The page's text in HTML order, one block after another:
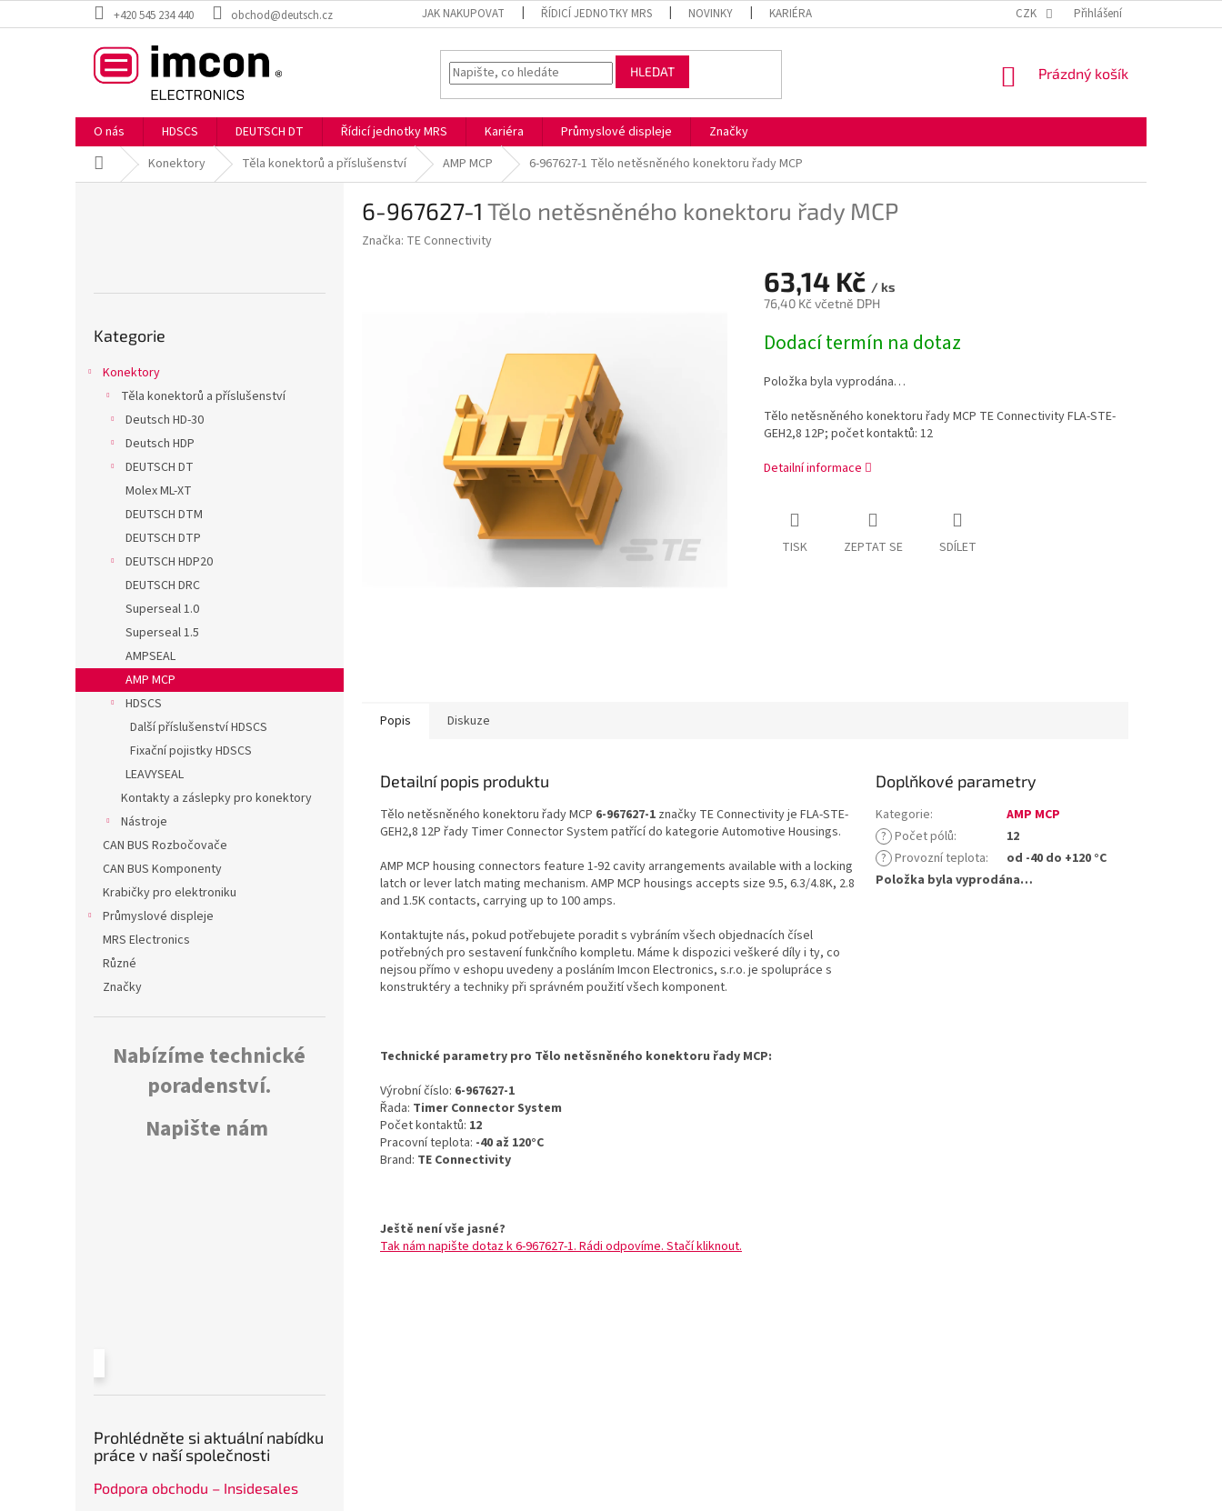
na
+420 545 234 440 obchod@deutsch.cz JAK NAKUPOVAT ŘÍDICÍ JEDNOTKY MRS NOVINKY KARIÉRA OBCHODNÍ PODMÍNKY
CZK Přihlášení
HLEDAT
NÁKUPNÍ
Prázdný košík
O nás HDSCS DEUTSCH DT Řídicí jednotky MRS Kariéra Průmyslové displeje
Značky
Domů Konektory Těla konektorů a příslušenství AMP MCP 6-967627-1 Tělo netěsněného konektoru řady MCP
kategorie
Kategorie
Konektory
Těla konektorů a příslušenství
Deutsch HD-30
Deutsch HDP
DEUTSCH DT
Molex ML-XT
DEUTSCH DTM
DEUTSCH DTP
DEUTSCH HDP20
DEUTSCH DRC
Superseal 1.0
Superseal 1.5
AMPSEAL
AMP MCP
HDSCS
Další příslušenství HDSCS
Fixační pojistky HDSCS
LEAVYSEAL
Kontakty a záslepky pro konektory
Nástroje
CAN BUS Rozbočovače
CAN BUS Komponenty
Krabičky pro elektroniku
Průmyslové displeje
MRS Electronics
Různé
Značky
Nabízíme technické
poradenství.
Napište nám
Prohlédněte si aktuální nabídku
práce v naší společnosti
Podpora obchodu – Insidesales
6-967627-1 Tělo netěsněného konektoru řady MCP
Značka: TE Connectivity
63,14 Kč / ks
76,40 Kč včetně DPH
cena:
Dodací termín na dotaz
Položka byla vyprodána…
Tělo netěsněného konektoru řady MCP TE Connectivity FLA-STE-
GEH2,8 12P; počet kontaktů: 12
Detailní informace
TISK ZEPTAT SE SDÍLET
Popis Diskuze
Detailní popis produktu
Tělo netěsněného konektoru řady MCP 6-967627-1 značky TE Connectivity je FLA-STE-
GEH2,8 12P řady Timer Connector System patřící do kategorie Automotive Housings.
AMP MCP housing connectors feature 1-92 cavity arrangements available with a locking
latch or lever latch mating mechanism. AMP MCP housings accepts size 9.5, 6.3/4.8K, 2.8
and 1.5K contacts, carrying up to 100 amps.
Kontaktujte nás, pokud potřebujete poradit s vybráním všech objednacích čísel
potřebných pro sestavení funkčního kompletu. Máme k dispozici veškeré díly i ty, co
nejsou přímo v eshopu uvedeny a posláním Imcon Electronics, s.r.o. je spolupráce s
konstruktéry a techniky při správném použití všech komponent.
Technické parametry pro Tělo netěsněného konektoru řady MCP:
Výrobní číslo: 6-967627-1
Řada: Timer Connector System
Počet kontaktů: 12
Pracovní teplota: -40 až 120°C
Brand: TE Connectivity
Ještě není vše jasné?
Tak nám napište dotaz k 6-967627-1. Rádi odpovíme. Stačí kliknout.
Doplňkové parametry
Kategorie:
AMP MCP
? Počet pólů:
12
? Provozní teplota:
od -40 do +120 °C
Položka byla vyprodána…